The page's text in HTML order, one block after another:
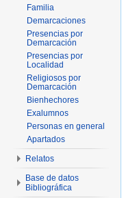
Familia
Demarcaciones
Presencias por
Demarcación
Presencias por
Localidad
Religiosos por
Demarcación
Bienhechores
Exalumnos
Personas en general
Apartados
Relatos
Base de datos
Bibliográfica